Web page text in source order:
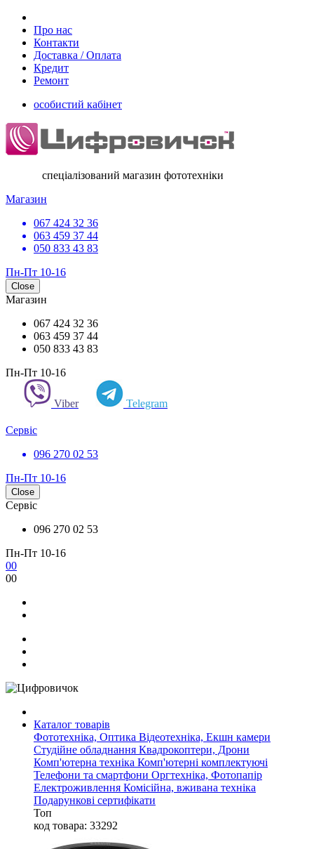
Про нас
Контакти
Доставка / Оплата
Кредит
Ремонт
особистий кабінет
спеціалізований магазин фототехніки
Магазин
067 424 32 36
063 459 37 44
050 833 43 83
Пн-Пт 10-16
Close
Магазин
067 424 32 36
063 459 37 44
050 833 43 83
Пн-Пт 10-16
Viber Telegram
Сервіс
096 270 02 53
Пн-Пт 10-16
Close
Сервіс
096 270 02 53
Пн-Пт 10-16
00
00
Каталог товарів
Фототехніка, Оптика Відеотехніка, Екшн камери
Студійне обладнання Квадрокоптери, Дрони
Комп'ютерна техніка Комп'ютерні комплектуючі
Телефони та смартфони Оргтехніка, Фотопапір
Електроживлення Комісійна, вживана техніка
Подарункові сертифікати
Топ
код товара: 33292